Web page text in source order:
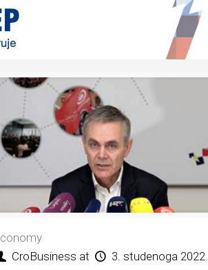
CroBusiness at 3. studenoga 2022.